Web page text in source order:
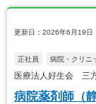
更新日：2026年6月19日
正社員 病院・クリニ
医療法人好生会 三
病院薬剤師（